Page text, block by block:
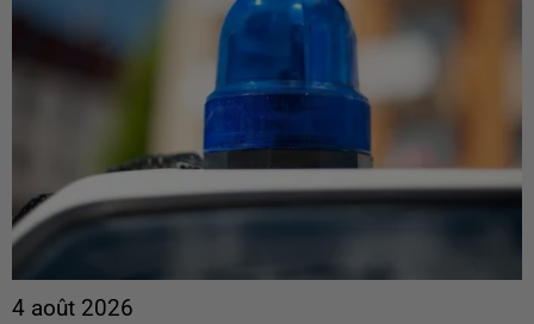
4 août 2026